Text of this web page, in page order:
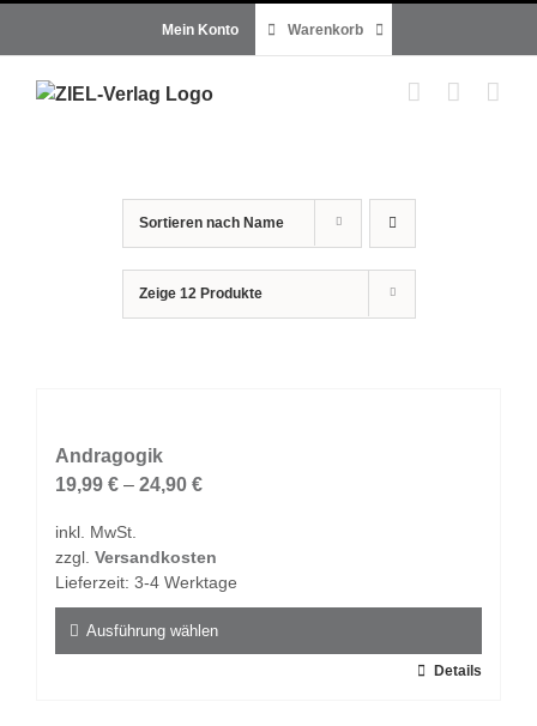
Mein Konto Warenkorb
Sortieren nach Name
Zeige 12 Produkte
Andragogik
19,99 € – 24,90 €
inkl. MwSt.
zzgl. Versandkosten
Lieferzeit: 3-4 Werktage
Ausführung wählen
Details